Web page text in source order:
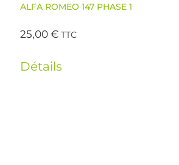
ALFA ROMEO 147 PHASE 1
25,00€ TTC
Détails